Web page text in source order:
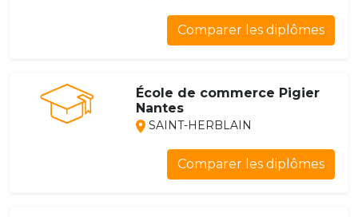
Comparer les diplômes
École de commerce Pigier
Nantes
SAINT-HERBLAIN
Comparer les diplômes